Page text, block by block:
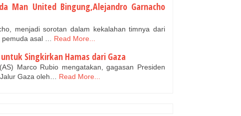
Man United Bingung,Alejandro Garnacho
menjadi sorotan dalam kekalahan timnya dari
pemuda asal … Read More...
Singkirkan Hamas dari Gaza
Marco Rubio mengatakan, gagasan Presiden
Gaza oleh…
Read More...